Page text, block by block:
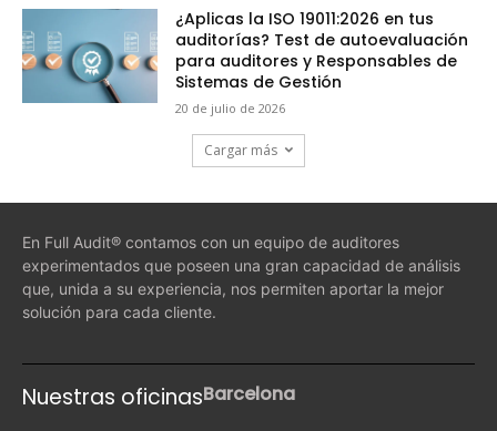
¿Aplicas la ISO 19011:2026 en tus
auditorías? Test de autoevaluación
para auditores y Responsables de
Sistemas de Gestión
20 de julio de 2026
Cargar más
En Full Audit® contamos con un equipo de auditores
experimentados que poseen una gran capacidad de análisis
que, unida a su experiencia, nos permiten aportar la mejor
solución para cada cliente.
Nuestras oficinasBarcelona